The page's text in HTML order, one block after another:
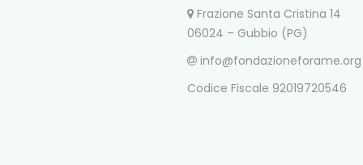
Frazione Santa Cristina 14
06024 – Gubbio (PG)
info@fondazioneforame.org
Codice Fiscale 92019720546